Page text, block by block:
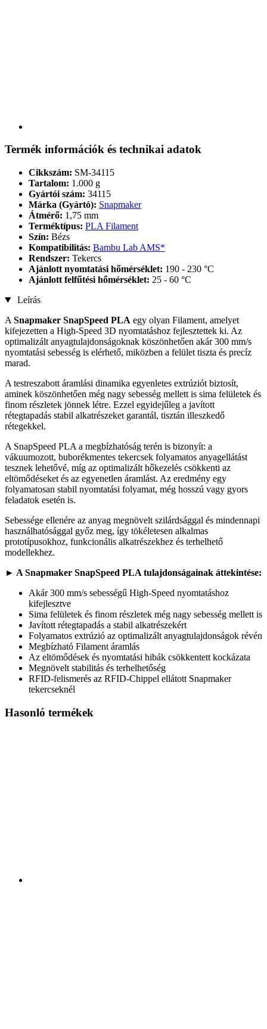
Termék információk és technikai adatok
Cikkszám: SM-34115
Tartalom: 1.000 g
Gyártói szám: 34115
Márka (Gyártó): Snapmaker
Átmérő: 1,75 mm
Terméktípus: PLA Filament
Szín: Bézs
Kompatibilitás: Bambu Lab AMS*
Rendszer: Tekercs
Ajánlott nyomtatási hőmérséklet: 190 - 230 °C
Ajánlott felfűtési hőmérséklet: 25 - 60 °C
Leírás
A Snapmaker SnapSpeed PLA egy olyan Filament, amelyet
kifejezetten a High-Speed 3D nyomtatáshoz fejlesztettek ki. Az
optimalizált anyagtulajdonságoknak köszönhetően akár 300 mm/s
nyomtatási sebesség is elérhető, miközben a felület tiszta és precíz
marad.
A testreszabott áramlási dinamika egyenletes extrúziót biztosít,
aminek köszönhetően még nagy sebesség mellett is sima felületek és
finom részletek jönnek létre. Ezzel egyidejűleg a javított
rétegtapadás stabil alkatrészeket garantál, tisztán illeszkedő
rétegekkel.
A SnapSpeed PLA a megbízhatóság terén is bizonyít: a
vákuumozott, buborékmentes tekercsek folyamatos anyagellátást
tesznek lehetővé, míg az optimalizált hőkezelés csökkenti az
eltömődéseket és az egyenetlen áramlást. Az eredmény egy
folyamatosan stabil nyomtatási folyamat, még hosszú vagy gyors
feladatok esetén is.
Sebessége ellenére az anyag megnövelt szilárdsággal és mindennapi
használhatósággal győz meg, így tökéletesen alkalmas
prototípusokhoz, funkcionális alkatrészekhez és terhelhető
modellekhez.
► A Snapmaker SnapSpeed PLA tulajdonságainak áttekintése:
Akár 300 mm/s sebességű High-Speed nyomtatáshoz
kifejlesztve
Sima felületek és finom részletek még nagy sebesség mellett is
Javított rétegtapadás a stabil alkatrészekért
Folyamatos extrúzió az optimalizált anyagtulajdonságok révén
Megbízható Filament áramlás
Az eltömődések és nyomtatási hibák csökkentett kockázata
Megnövelt stabilitás és terhelhetőség
RFID-felismerés az RFID-Chippel ellátott Snapmaker
tekercseknél
Hasonló termékek